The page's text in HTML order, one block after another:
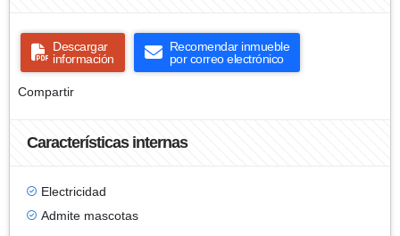
Descargar
información
Recomendar inmueble
por correo electrónico
Compartir
Características internas
Electricidad
Admite mascotas